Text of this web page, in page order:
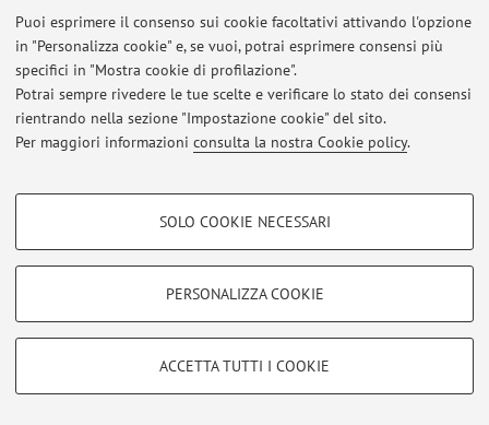
Puoi esprimere il consenso sui cookie facoltativi attivando l'opzione
in "Personalizza cookie" e, se vuoi, potrai esprimere consensi più
specifici in "Mostra cookie di profilazione".
Potrai sempre rivedere le tue scelte e verificare lo stato dei consensi
rientrando nella sezione "Impostazione cookie" del sito.
Per maggiori informazioni consulta la nostra Cookie policy.
COOKIE DI PROFILAZIONE - FACOLTATIVI
COOKIE TECNICI - NECESSARI
Si tratta di cookie tecnici utilizzati, a titolo esemplificativo, per il corretto
SOLO COOKIE NECESSARI
PERSONALIZZA COOKIE
ACCETTA TUTTI I COOKIE
Ultimi avvisi
Al momento non sono presenti avvisi.
Accedi tramiteloginper gestire tutti i contenuti del sito.
© 2026 - ALMA MATER STUDIORUM - Università di Bologna - Via
|Note legali|Impostazioni Cookie